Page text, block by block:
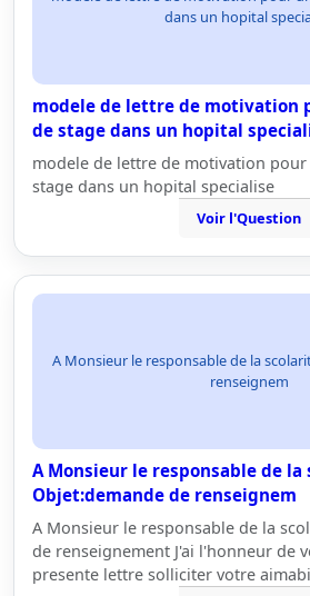
dans un hopital
modele de lettre de motivation
de stage dans un hopital
modele de lettre de motivation
stage dans un hopital specialise
Voir l'Question
A Monsieur le responsable de la
renseignem
A Monsieur le responsable de
Objet:demande de renseignem
A Monsieur le responsable de la
de renseignement J'ai l'honneur de
presente lettre solliciter votre